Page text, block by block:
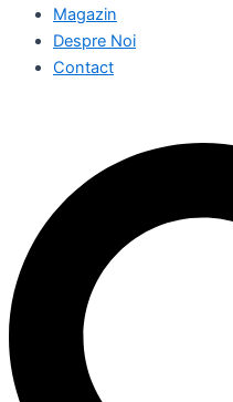
Magazin
Despre Noi
Contact